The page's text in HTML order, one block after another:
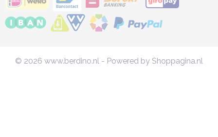
© 2026 www.berdino.nl - Powered by Shoppagina.nl